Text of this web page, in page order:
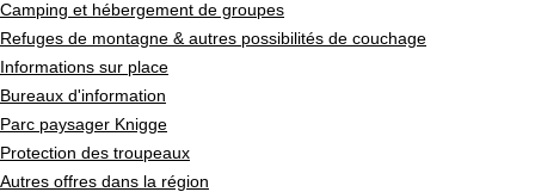
Camping et hébergement de groupes
Refuges de montagne & autres possibilités de couchage
Informations sur place
Bureaux d'information
Parc paysager Knigge
Protection des troupeaux
Autres offres dans la région